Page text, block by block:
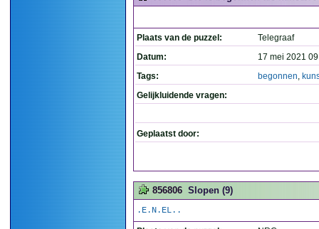
Plaats van de puzzel:
Telegraaf
Datum:
17 mei 2021
Tags:
begonnen,
Gelijkluidende vragen:
Geplaatst door:
856806 Slopen (9)
.E.N.EL..